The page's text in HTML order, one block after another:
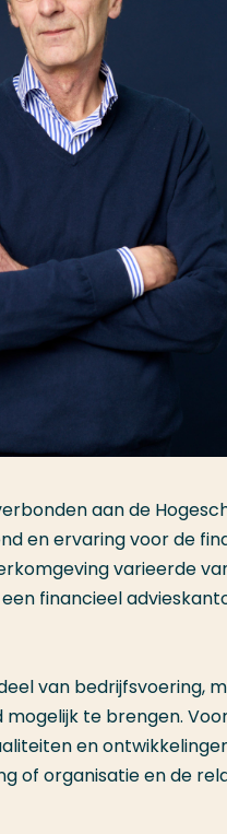
aan de
en ervaring voor de
varieerde
financieel
van bedrijfsvoering,
te brengen.
en
of organisatie en de